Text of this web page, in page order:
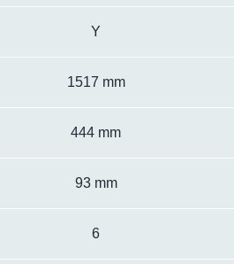
Y
1517 mm
444 mm
93 mm
6